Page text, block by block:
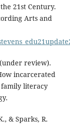
21st Century.
Arts and
review).
incarcerated
literacy
& Sparks, R.